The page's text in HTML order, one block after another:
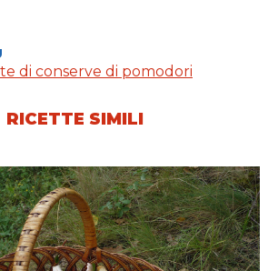
di conserve di pomodori
RICETTE SIMILI